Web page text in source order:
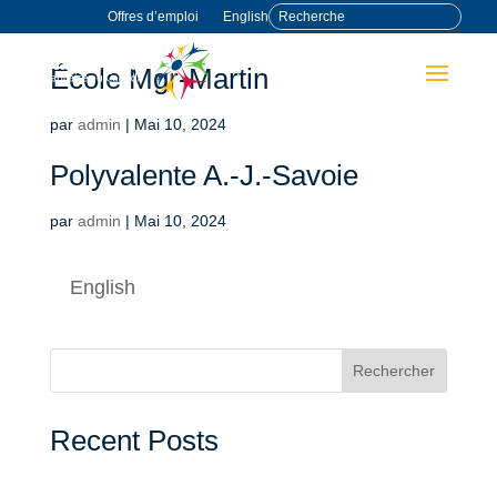
Offres d’emploi English
École Mgr-Martin
par admin | Mai 10, 2024
Polyvalente A.-J.-Savoie
par admin | Mai 10, 2024
English
Rechercher
Recent Posts